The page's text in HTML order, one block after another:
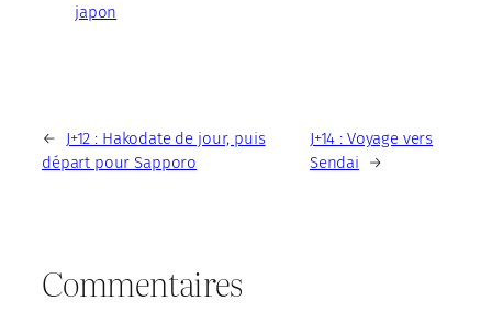
japon
←
J+12 : Hakodate de jour, puis
départ pour Sapporo
J+14 : Voyage vers
Sendai
→
Commentaires